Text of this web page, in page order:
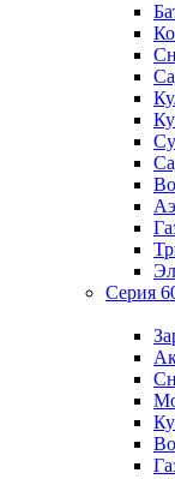
Серия